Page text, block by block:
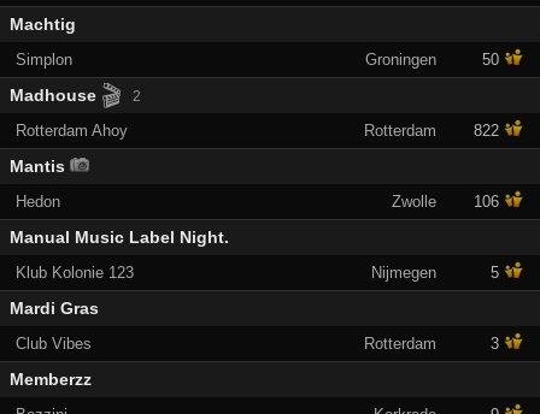
Machtig
Simplon Groningen 50
Madhouse 🎬 2
Rotterdam Ahoy Rotterdam 822
Mantis
Hedon Zwolle 106
Manual Music Label Night.
Klub Kolonie 123 Nijmegen 5
Mardi Gras
Club Vibes Rotterdam 3
Memberzz